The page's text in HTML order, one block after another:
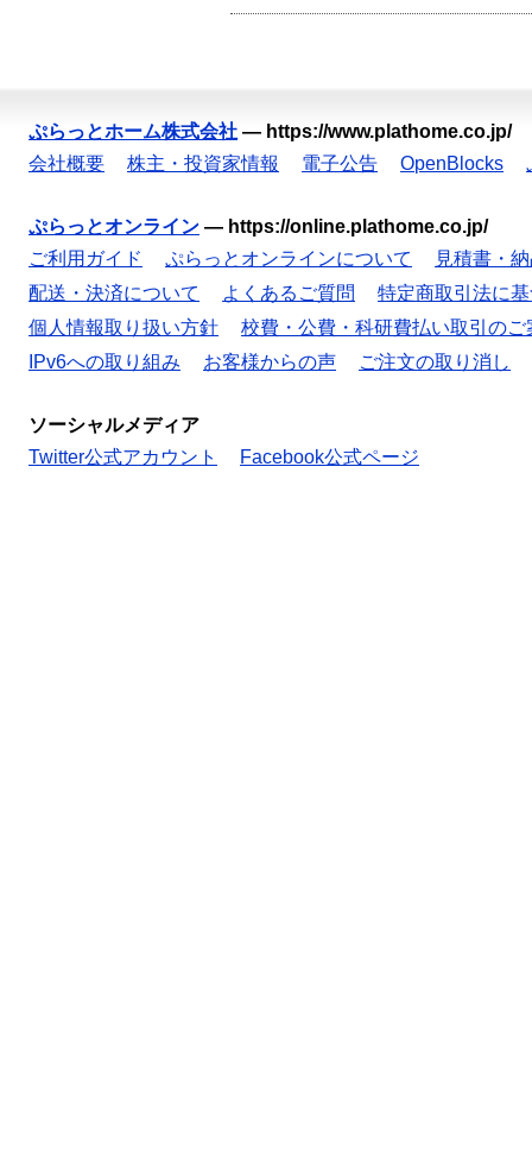
ぷらっとホーム株式会社 — https://www.plathome.co.jp/
会社概要
株主・投資家情報 電子公告 OpenBlocks
ぷらっとオンライン — https://online.plathome.co.jp/
ご利用ガイド
ぷらっとオンラインについて
見積書・
配送・決済について
よくあるご質問
特定商取引法に
個人情報取り扱い方針
校費・公費・科研費払い取引のご
IPv6への取り組み
お客様からの声 ご注文の取り消し
ソーシャルメディア
Twitter公式アカウント
Facebook公式ページ